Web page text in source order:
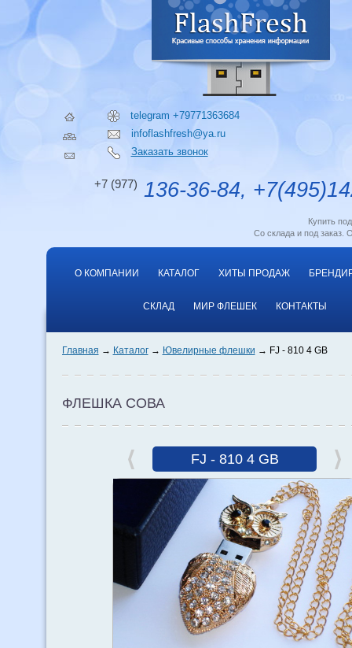
telegram +79771363684
infoflashfresh@ya.ru
Заказать звонок
+7 (977) 136-36-84,
Купить
Со склада и под заказ.
О КОМПАНИИ КАТАЛОГ ХИТЫ ПРОДАЖ
СКЛАД МИР ФЛЕШЕК КОНТАКТЫ
Главная Каталог Ювелирные флешки FJ - 810 4 GB
ФЛЕШКА СОВА
FJ - 810 4 GB